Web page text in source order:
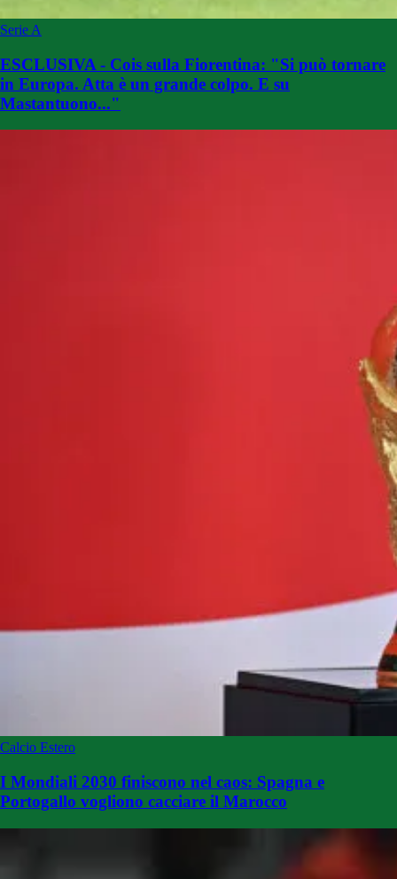
Serie A
ESCLUSIVA - Cois sulla Fiorentina: "Si può tornare
in Europa. Atta è un grande colpo. E su
Mastantuono..."
Calcio Estero
I Mondiali 2030 finiscono nel caos: Spagna e
Portogallo vogliono cacciare il Marocco